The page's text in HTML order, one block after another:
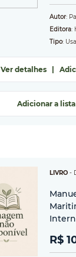
Autor:
Editora:
Tipo:
Ver detalhes|
Adicionar a
LIVRO -
R$